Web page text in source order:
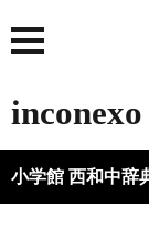
inconexo
小学館 西和中辞